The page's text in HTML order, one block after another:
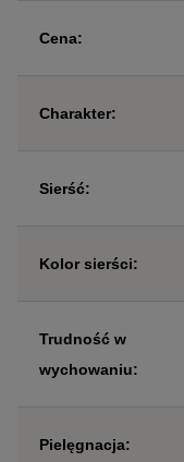
Cena:
Charakter:
Sierść:
Kolor sierści:
Trudność w
wychowaniu:
Pielęgnacja: